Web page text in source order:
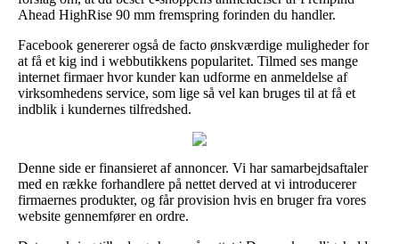
Ahead HighRise 90 mm fremspring forinden du handler.
Facebook genererer også de facto ønskværdige muligheder for
at få et kig ind i webbutikkens popularitet. Tilmed ses mange
internet firmaer hvor kunder kan udforme en anmeldelse af
virksomhedens service, som lige så vel kan bruges til at få et
indblik i kundernes tilfredshed.
Denne side er finansieret af annoncer. Vi har samarbejdsaftaler
med en række forhandlere på nettet derved at vi introducerer
firmaernes produkter, og får provision hvis en bruger fra vores
website gennemfører en ordre.